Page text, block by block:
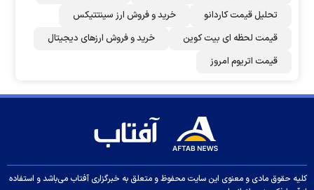
تحلیل قیمت کاردانو
خرید و فروش ارز سینتتیکس
قیمت لحظه ای بیت کوین
خرید و فروش ارزهای دیجیتال
قیمت اتریوم امروز
کلیه حقوق مادی و معنوی این سایت محفوظ و متعلق به خبرگزاری آفتاب می‌باشد و استفاده